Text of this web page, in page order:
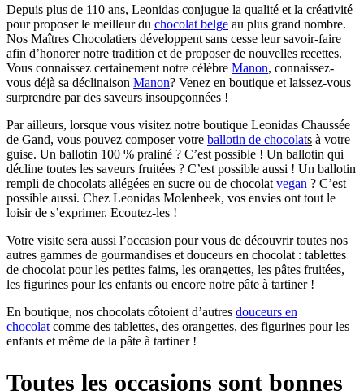
Depuis plus de 110 ans, Leonidas conjugue la qualité et la créativité
pour proposer le meilleur du chocolat belge au plus grand nombre.
Nos Maîtres Chocolatiers développent sans cesse leur savoir-faire
afin d’honorer notre tradition et de proposer de nouvelles recettes.
Vous connaissez certainement notre célèbre Manon, connaissez-
vous déjà sa déclinaison Manon? Venez en boutique et laissez-vous
surprendre par des saveurs insoupçonnées !
Par ailleurs, lorsque vous visitez notre boutique Leonidas Chaussée
de Gand, vous pouvez composer votre ballotin de chocolats à votre
guise. Un ballotin 100 % praliné ? C’est possible ! Un ballotin qui
décline toutes les saveurs fruitées ? C’est possible aussi ! Un ballotin
rempli de chocolats allégées en sucre ou de chocolat vegan ? C’est
possible aussi. Chez Leonidas Molenbeek, vos envies ont tout le
loisir de s’exprimer. Ecoutez-les !
Votre visite sera aussi l’occasion pour vous de découvrir toutes nos
autres gammes de gourmandises et douceurs en chocolat : tablettes
de chocolat pour les petites faims, les orangettes, les pâtes fruitées,
les figurines pour les enfants ou encore notre pâte à tartiner !
En boutique, nos chocolats côtoient d’autres douceurs en
chocolat comme des tablettes, des orangettes, des figurines pour les
enfants et même de la pâte à tartiner !
Toutes les occasions sont bonnes